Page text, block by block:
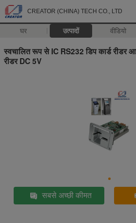
CREATOR (CHINA) TECH CO., LTD
घर उत्पादों वीडियो
स्वचालित रूप से IC RS232 डिप कार्ड रीडर
रीडर DC 5V
सबसे अच्छी कीमत